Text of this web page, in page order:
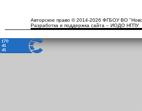
Авторское право © 2014-2026 ФГБОУ ВО
Разработка и поддержка сайта – ИОДО НГПУ